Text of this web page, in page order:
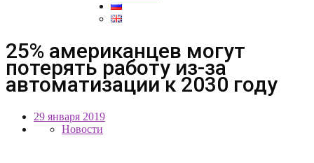
25% американцев могут
потерять работу из-за
автоматизации к 2030 году
29 января 2019
Новости